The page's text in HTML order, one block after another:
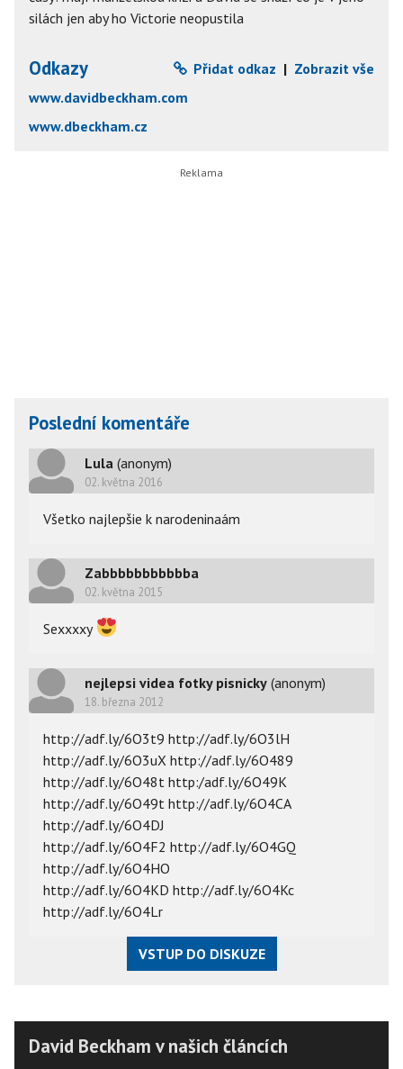
silách jen aby ho Victorie neopustila
Odkazy Přidat odkaz | Zobrazit vše
www.davidbeckham.com
www.dbeckham.cz
Poslední komentáře
Lula (anonym)
02. května 2016
Všetko najlepšie k narodeninaám
Zabbbbbbbbbbba
02. května 2015
Sexxxxy
nejlepsi videa fotky pisnicky (anonym)
18. března 2012
http://adf.ly/6O3t9 http://adf.ly/6O3lH
http://adf.ly/6O3uX http://adf.ly/6O489
http://adf.ly/6O48t http:/adf.ly/6O49K
http://adf.ly/6O49t http://adf.ly/6O4CA
http://adf.ly/6O4DJ
http://adf.ly/6O4F2 http://adf.ly/6O4GQ
http://adf.ly/6O4HO
http://adf.ly/6O4KD http://adf.ly/6O4Kc
http://adf.ly/6O4Lr
VSTUP DO DISKUZE
David Beckham v našich článcích